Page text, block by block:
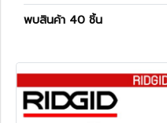
พบสินค้า 40 ชิ้น